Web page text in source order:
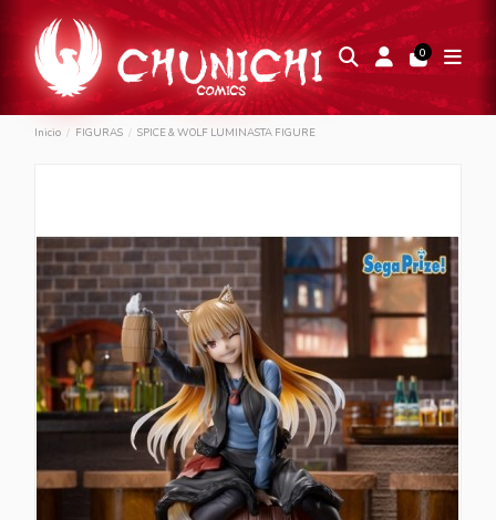
0
Inicio FIGURAS SPICE & WOLF LUMINASTA FIGURE